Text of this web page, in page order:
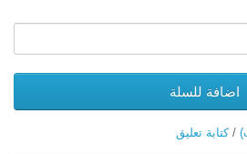
اضافة للسلة
/كتابة تعليق